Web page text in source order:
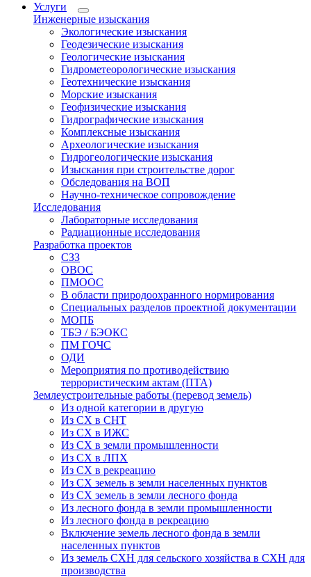
Услуги
Инженерные изыскания
Экологические изыскания
Геодезические изыскания
Геологические изыскания
Гидрометеорологические изыскания
Геотехнические изыскания
Морские изыскания
Геофизические изыскания
Гидрографические изыскания
Комплексные изыскания
Археологические изыскания
Гидрогеологические изыскания
Изыскания при строительстве дорог
Обследования на ВОП
Научно-техническое сопровождение
Исследования
Лабораторные исследования
Радиационные исследования
Разработка проектов
СЗЗ
ОВОС
ПМООС
В области природоохранного нормирования
Специальных разделов проектной документации
МОПБ
ТБЭ / БЭОКС
ПМ ГОЧС
ОДИ
Мероприятия по противодействию
террористическим актам (ПТА)
Землеустроительные работы (перевод земель)
Из одной категории в другую
Из СХ в СНТ
Из СХ в ИЖС
Из СХ в земли промышленности
Из СХ в ЛПХ
Из СХ в рекреацию
Из СХ земель в земли населенных пунктов
Из СХ земель в земли лесного фонда
Из лесного фонда в земли промышленности
Из лесного фонда в рекреацию
Включение земель лесного фонда в земли
населенных пунктов
Из земель СХН для сельского хозяйства в СХН для
производства